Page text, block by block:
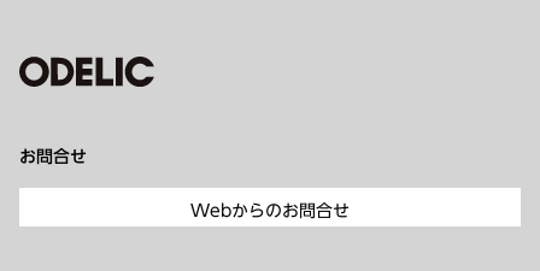
お問合せ
Webからのお問合せ